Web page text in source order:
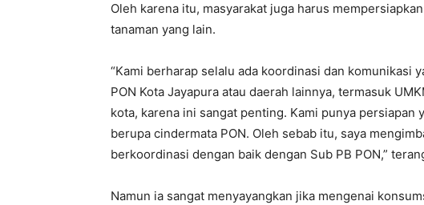
Oleh karena itu, masyarakat juga harus
tanaman yang lain.
“Kami berharap selalu ada koordinasi dan komunikasi
PON Kota Jayapura atau daerah lainnya, termasuk
kota, karena ini sangat penting. Kami punya persiapan
berupa cindermata PON. Oleh sebab itu, saya
berkoordinasi dengan baik dengan Sub PB PON,”
Namun ia sangat menyayangkan jika mengenai